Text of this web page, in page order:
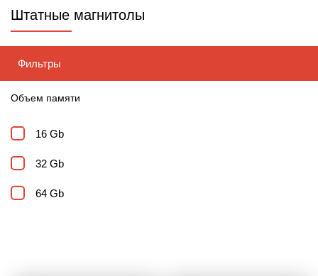
Штатные магнитолы
Фильтры
Объем памяти
16 Gb
32 Gb
64 Gb